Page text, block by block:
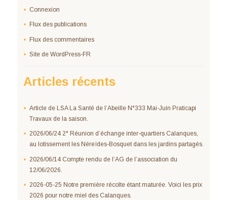
Connexion
Flux des publications
Flux des commentaires
Site de WordPress-FR
Articles récents
Article de LSA La Santé de l’Abeille N°333 Mai-Juin Praticapi
Travaux de la saison.
2026/06/24 2° Réunion d’échange inter-quartiers Calanques,
au lotissement les Néreïdes-Bosquet dans les jardins partagés.
2026/06/14 Compte rendu de l’AG de l’association du
12/06/2026.
2026-05-25 Notre première récolte étant maturée. Voici les prix
2026 pour notre miel des Calanques.